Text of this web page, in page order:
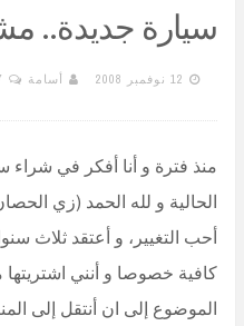
سيارة جديدة..
12 نوفمبر 2008 أسامة
منذ فترة و أنا أفكر في شراء
الحالية و لله الحمد (زي
أحب التغيير، و أعتقد ثلاث
كافية خصوصا و أنني اشتريتها
الموضوع إلى ان أنتقل إلى